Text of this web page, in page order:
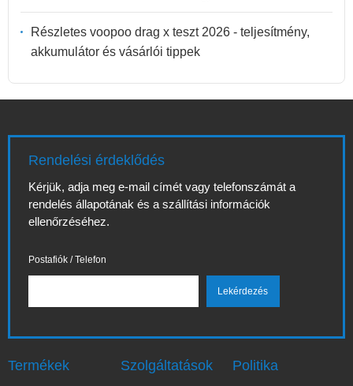
Részletes voopoo drag x teszt 2026 - teljesítmény,
akkumulátor és vásárlói tippek
Rendelési érdeklődés
Kérjük, adja meg e-mail címét vagy telefonszámát a
rendelés állapotának és a szállítási információk
ellenőrzéséhez.
Postafiók / Telefon
Termékek Szolgáltatások Politika